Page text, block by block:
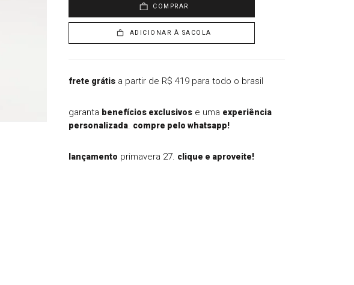
COMPRAR
ADICIONAR À SACOLA
frete grátisa partir de R$ 419 para todo o brasil
garanta benefícios exclusivose uma experiência
personalizada. compre pelo whatsapp!
lançamento primavera 27. clique e aproveite!